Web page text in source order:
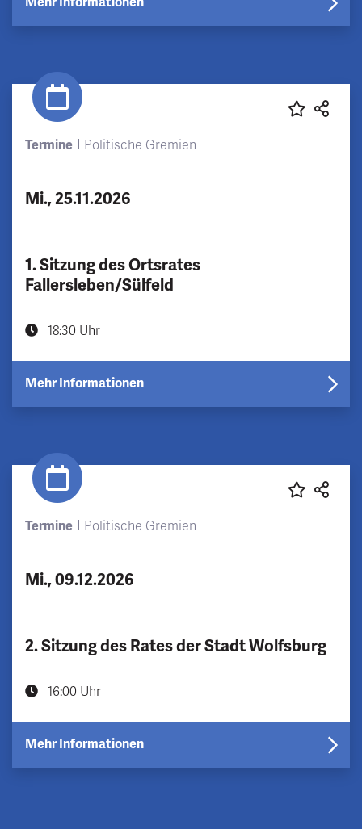
Termine Politische Gremien
Mi., 25.11.2026
1. Sitzung des Ortsrates
Fallersleben/Sülfeld
18:30 Uhr
Mehr Informationen
Termine Politische Gremien
Mi., 09.12.2026
2. Sitzung des Rates der Stadt Wolfsburg
16:00 Uhr
Mehr Informationen